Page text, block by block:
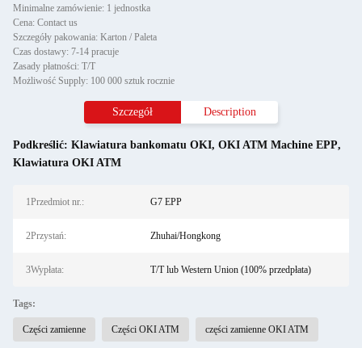
Minimalne zamówienie: 1 jednostka
Cena: Contact us
Szczegóły pakowania: Karton / Paleta
Czas dostawy: 7-14 pracuje
Zasady płatności: T/T
Możliwość Supply: 100 000 sztuk rocznie
Szczegół Description
Podkreślić: Klawiatura bankomatu OKI, OKI ATM Machine EPP,
Klawiatura OKI ATM
1Przedmiot nr.: G7 EPP
2Przystań: Zhuhai/Hongkong
3Wypłata: T/T lub Western Union (100% przedpłata)
Tags:
Części zamienne Części OKI ATM części zamienne OKI ATM